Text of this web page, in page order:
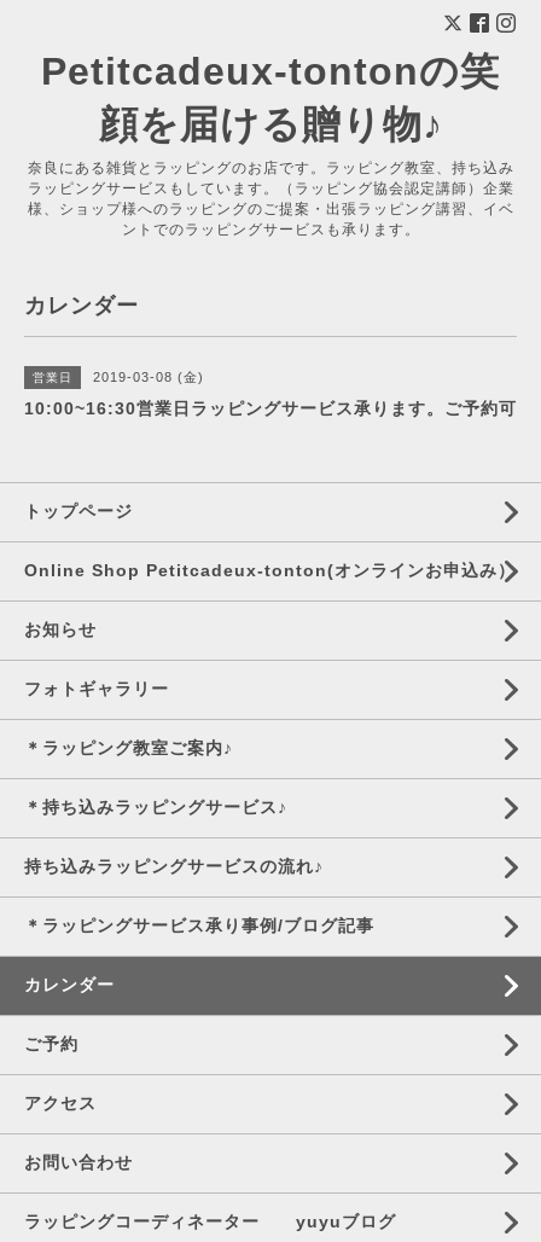
Petitcadeux-tontonの笑
顔を届ける贈り物♪
奈良にある雑貨とラッピングのお店です。ラッピング教室、持ち込み
ラッピングサービスもしています。（ラッピング協会認定講師）企業
様、ショップ様へのラッピングのご提案・出張ラッピング講習、イベ
ントでのラッピングサービスも承ります。
カレンダー
営業日 2019-03-08 (金)
10:00~16:30営業日ラッピングサービス承ります。ご予約可
トップページ
Online Shop Petitcadeux-tonton(オンラインお申込み）
お知らせ
フォトギャラリー
＊ラッピング教室ご案内♪
＊持ち込みラッピングサービス♪
持ち込みラッピングサービスの流れ♪
＊ラッピングサービス承り事例/ブログ記事
カレンダー
ご予約
アクセス
お問い合わせ
ラッピングコーディネーター yuyuブログ